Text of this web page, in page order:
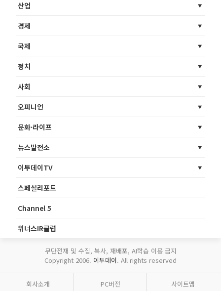
산업
경제
국제
정치
사회
오피니언
문화·라이프
뉴스발전소
이투데이TV
스페셜리포트
Channel 5
위너스IR클럽
무단전재 및 수집, 복사, 재배포, AI학습 이용 금지
Copyright 2006. 이투데이. All rights reserved
회사소개 PC버전 사이트맵